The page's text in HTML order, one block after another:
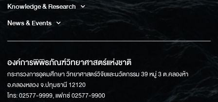
Knowledge & Research
News & Events
องค์การพิพิธภัณฑ์วิทยาศาสตร์แห่งชาติ
กระทรวงการอุดมศึกษา วิทยาศาสตร์วิจัยและนวัตกรรม 39 หมู่ 3 ต.คลองห้า
อ.คลองหลวง จ.ปทุมธานี 12120
โทร: 02577-9999, แฟกซ์ 02577-9900